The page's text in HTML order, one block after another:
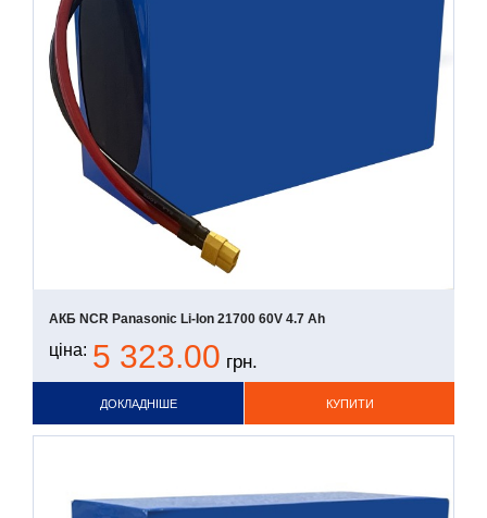
АКБ NCR Panasonic Li-Ion 21700 60V 4.7 Ah
ціна: 5 323.00 грн.
КУПИТИ
ДОКЛАДНІШЕ